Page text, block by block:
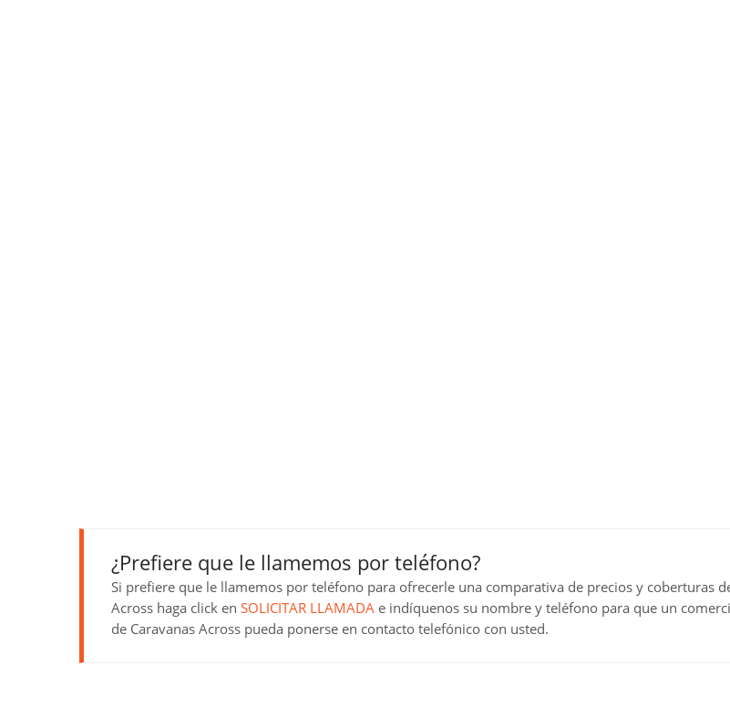
¿Prefiere que le llamemos por teléfono?
Si prefiere que le llamemos por teléfono para ofrecerle una comparativa de precios y coberturas
Across haga click en SOLICITAR LLAMADA e indíquenos su nombre y teléfono para que un
de Caravanas Across pueda ponerse en contacto telefónico con usted.